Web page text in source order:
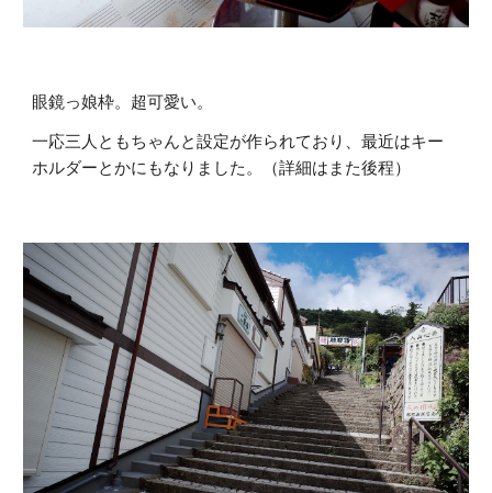
眼鏡っ娘枠。超可愛い。
一応三人ともちゃんと設定が作られており、最近はキー
ホルダーとかにもなりました。（詳細はまた後程）